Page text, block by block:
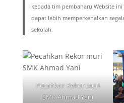
kepada tim pembaharu Website
dapat lebih memperkenalkan
sekolah.
Pecahkan Rekor muri
SMK Ahmad Yani